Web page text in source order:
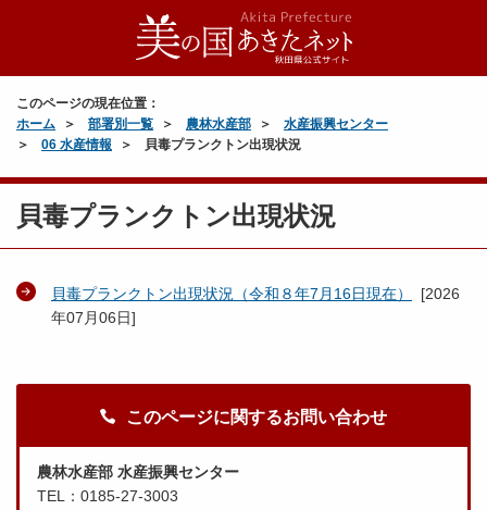
このページの現在位置：
ホーム
部署別一覧 農林水産部
水産振興センター
06 水産情報
貝毒プランクトン出現状況
貝毒プランクトン出現状況
貝毒プランクトン出現状況（令和８年7月16日現在） [2026
年07月06日]
このページに関するお問い合わせ
農林水産部 水産振興センター
TEL：0185-27-3003